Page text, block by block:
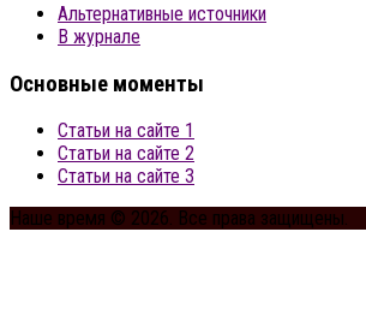
Альтернативные источники
В журнале
Основные моменты
Статьи на сайте 1
Статьи на сайте 2
Статьи на сайте 3
Наше время © 2026. Все права защищены.